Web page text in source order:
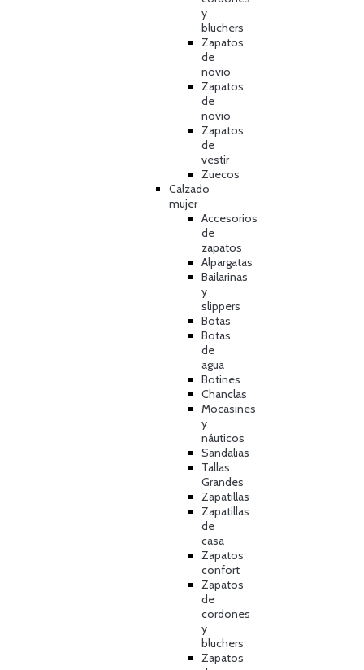
y
bluchers
Zapatos
de
novio
Zapatos
de
novio
Zapatos
de
vestir
Zuecos
Calzado
mujer
Accesorios
de
zapatos
Alpargatas
Bailarinas
y
slippers
Botas
Botas
de
agua
Botines
Chanclas
Mocasines
y
náuticos
Sandalias
Tallas
Grandes
Zapatillas
Zapatillas
de
casa
Zapatos
confort
Zapatos
de
cordones
y
bluchers
Zapatos